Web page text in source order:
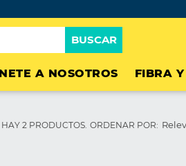
BUSCAR
A NOSOTROS FIBRA
HAY 2 PRODUCTOS. ORDENAR POR: